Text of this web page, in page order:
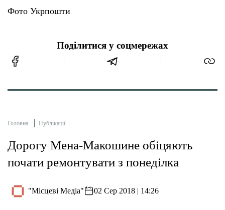
Фото Укрпошти
Поділитися у соцмережах
Головна Публікації
Дорогу Мена-Макошине обіцяють
почати ремонтувати з понеділка
"Місцеві Медіа" 02 Сер 2018 | 14:26